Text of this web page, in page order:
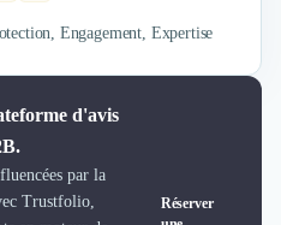
Engagement, Expertise
d'avis
par la
Trustfolio,
Réserver